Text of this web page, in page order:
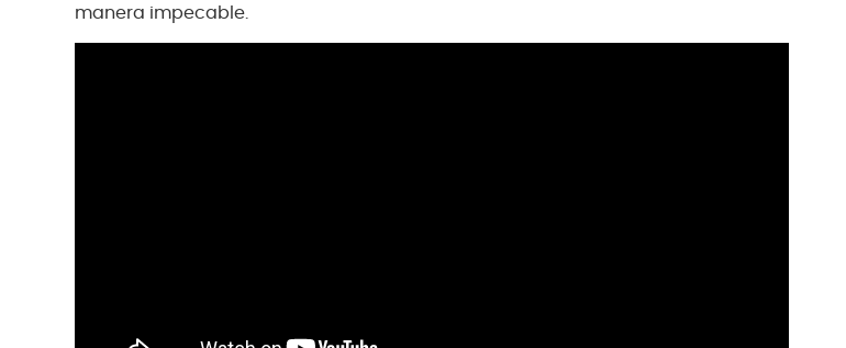
manera impecable.